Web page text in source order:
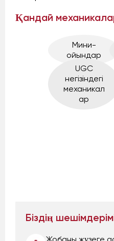
Қандай
Мини-
ойындар
UGC
негізіндегі
механикал
ар
Біздің